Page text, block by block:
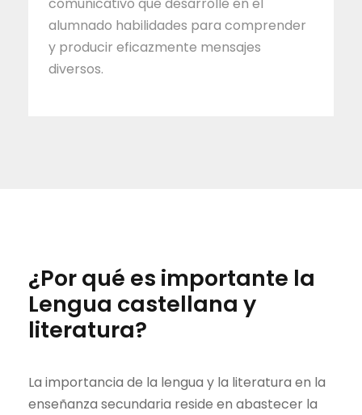
comunicativo que desarrolle en el
alumnado habilidades para comprender
y producir eficazmente mensajes
diversos.
¿Por qué es importante la
Lengua castellana y
literatura?
La importancia de la lengua y la literatura en la
enseñanza secundaria reside en abastecer la